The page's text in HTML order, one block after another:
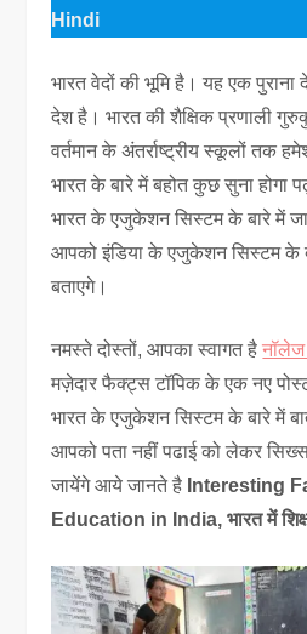
Hindi
भारत वेदों की भूमि है। यह एक
देश है। भारत की शैक्षिक प्रणाली
वर्तमान के अंतर्राष्ट्रीय स्कूलों तक
भारत के बारे में बहोत कुछ सुना होगा
भारत के एजुकेशन सिस्टम के बारे में
आपको इंडिया के एजुकेशन सिस्टम के
बताएगे।
नमस्ते दोस्तों, आपका स्वागत हैनॉलेज
मज़ेदार फैक्ट्स टॉपिक के एक नए
भारत के एजुकेशन सिस्टम के बारे में
आपको पता नहीं पढाई को लेकर
जायेंगे आये जानते है Interesting
Education in India, भारत में